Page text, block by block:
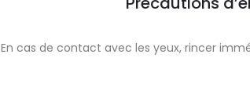
En cas de contact avec les yeux, rincer